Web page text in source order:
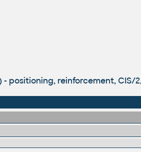
positioning, reinforcement, CIS/2,